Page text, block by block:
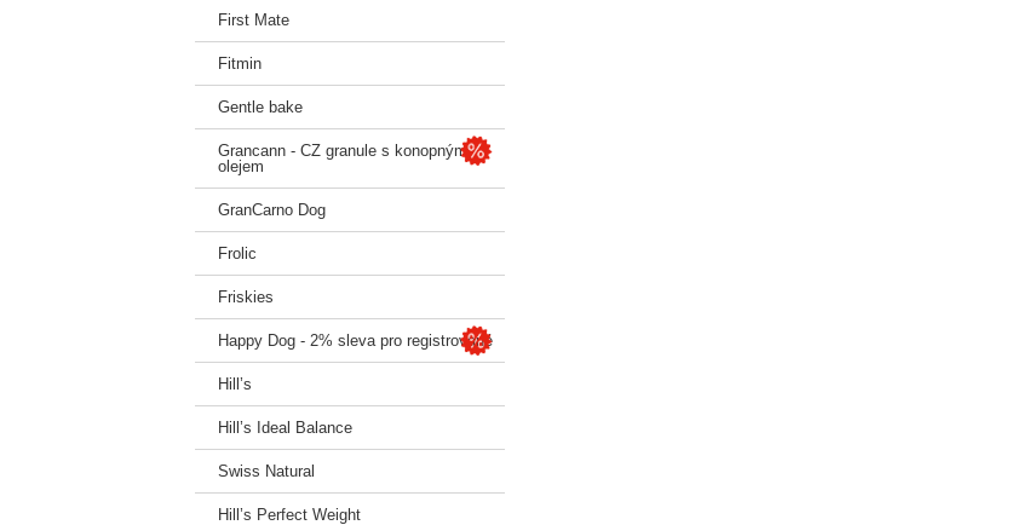
First Mate
Fitmin
Gentle bake
Grancann - CZ granule s konopným
olejem
GranCarno Dog
Frolic
Friskies
Happy Dog - 2% sleva pro registrované
Hill’s
Hill’s Ideal Balance
Swiss Natural
Hill’s Perfect Weight